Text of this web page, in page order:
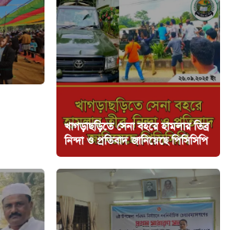
খাগড়াছড়িতে সেনা বহরে হামলার তিব্র
নিন্দা ও প্রতিবাদ জানিয়েছে পিসিসিপি